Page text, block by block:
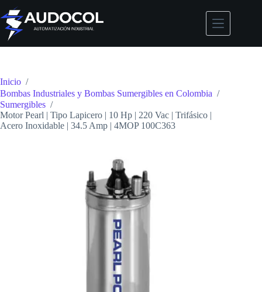
Saltar
al
contenido
Inicio /
Bombas Industriales y Bombas Sumergibles en Colombia /
Sumergibles /
Motor Pearl | Tipo Lapicero | 10 Hp | 220 Vac | Trifásico |
Acero Inoxidable | 34.5 Amp | 4MOP 100C363